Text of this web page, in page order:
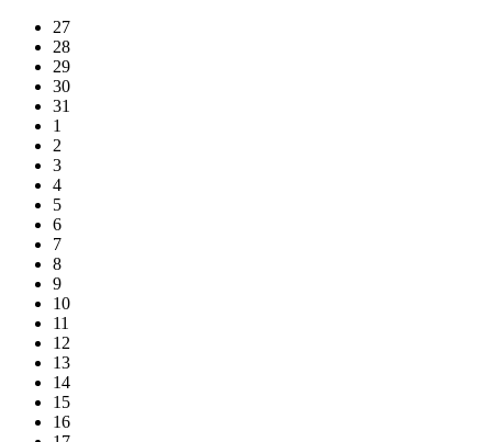
27
28
29
30
31
1
2
3
4
5
6
7
8
9
10
11
12
13
14
15
16